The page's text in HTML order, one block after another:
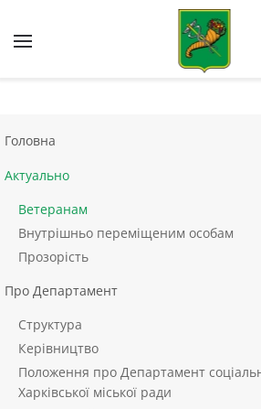
Skip to main content
Головна
Актуально
Ветеранам
Внутрішньо переміщеним особам
Прозорість
Про Департамент
Структура
Керівництво
Положення про Департамент
Харківської міської ради